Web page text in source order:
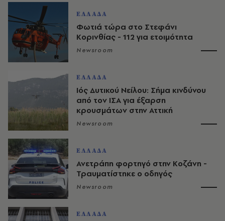
ΕΛΛΑΔΑ
Φωτιά τώρα στο Στεφάνι
Κορινθίας - 112 για ετοιμότητα
Newsroom
ΕΛΛΑΔΑ
Ιός Δυτικού Νείλου: Σήμα κινδύνου
από τον ΙΣΑ για έξαρση
κρουσμάτων στην Αττική
Newsroom
ΕΛΛΑΔΑ
Ανετράπη φορτηγό στην Κοζάνη -
Τραυματίστηκε ο οδηγός
Newsroom
ΕΛΛΑΔΑ